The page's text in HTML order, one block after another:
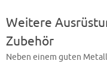
Weitere
Zubehör
Neben einem guten